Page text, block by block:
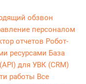
обзвон
персоналом
отчетов Робот-
ресурсами База
для УВК (CRM)
работы Все